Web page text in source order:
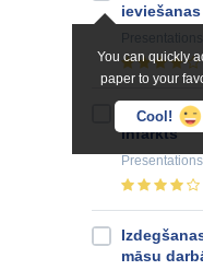
You can quickly
paper to your
Cool!
Akūts
infarkts
Presentations
māsu